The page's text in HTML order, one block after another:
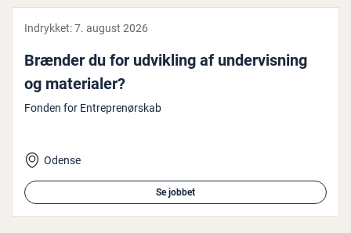
Indrykket:7. august 2026
Brænder du for udvikling af un­der­vis­ning
og ma­te­ri­a­ler?
Fonden for Entreprenørskab
Odense
Se jobbet